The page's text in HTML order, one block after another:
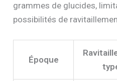
grammes de glucides,
possibilités de
Époque